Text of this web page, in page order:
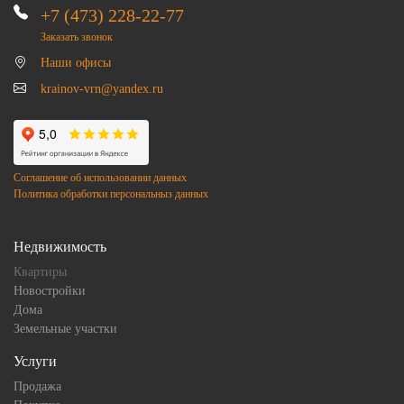
+7 (473) 228-22-77
Заказать звонок
Наши офисы
krainov-vrn@yandex.ru
Соглашение об использовании данных
Политика обработки персональныз данных
Недвижимость
Квартиры
Новостройки
Дома
Земельные участки
Услуги
Продажа